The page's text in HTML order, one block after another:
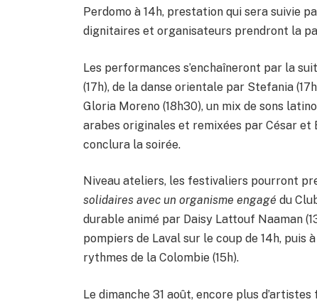
Perdomo à 14h, prestation qui sera suivie
dignitaires et organisateurs prendront la
Les performances s’enchaîneront par la
(17h), de la danse orientale par Stefania
Gloria Moreno (18h30), un mix de sons
arabes originales et remixées par César et
conclura la soirée.
Niveau ateliers, les festivaliers pourront
solidaires avec un organisme engagédu
durable animé par Daisy Lattouf Naaman
pompiers de Laval sur le coup de 14h, puis
rythmes de la Colombie (15h).
Le dimanche 31 août, encore plus